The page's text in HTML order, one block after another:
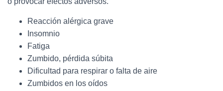
Reacción alérgica grave
Insomnio
Fatiga
Zumbido, pérdida súbita
Dificultad para respirar o falta de aire
Zumbidos en los oídos